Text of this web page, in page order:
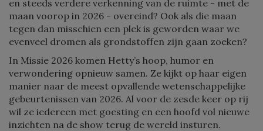
en steeds verdere verkenning van de ruimte - met de
maan voorop in 2026 - overeind? Ook als die maan
tegen dan misschien een plek is geworden waar we
evenveel dromen als grondstoffen zijn gaan zoeken?
In Missie 2026 komen Hetty’s hoop, humor en
verwondering opnieuw samen. Ze kijkt op haar eigen
manier naar de meest opvallende wetenschappelijke
gebeurtenissen van 2026. Al voor de zesde keer op rij
wil ze iedereen met goesting en een hoofd vol nieuwe
inzichten na de show terug de wereld insturen.